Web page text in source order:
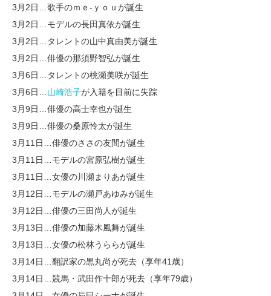
3月2日…歌手のｍｅ-ｙｏｕが誕生
3月2日…モデルの長田真依が誕生
3月2日…タレントの山中真由美が誕生
3月2日…俳優の那須野智弘が誕生
3月6日…タレントの桃瀬美咲が誕生
3月6日… 山崎浩子が入籍を目前に失踪
3月9日…俳優の高士幸也が誕生
3月9日…俳優の桑原怜太が誕生
3月11日…俳優のささの友間が誕生
3月11日…モデルの宮原弘樹が誕生
3月11日…女優の川瀬まりあが誕生
3月12日…モデルの瀬戸あゆみが誕生
3月12日…俳優の三田尚人が誕生
3月13日…俳優の加藤木風舞が誕生
3月13日…女優の松林うららが誕生
3月14日…翻訳家の黒丸尚が死去（享年41歳）
3月14日…競馬・武田作十郎が死去（享年79歳）